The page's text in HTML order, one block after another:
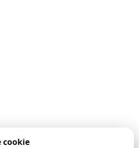
cookie